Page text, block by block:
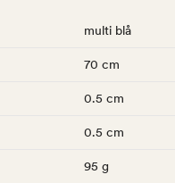
multi blå
70 cm
0.5 cm
0.5 cm
95 g